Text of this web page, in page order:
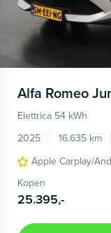
Alfa Romeo
Elettrica 54 kWh
2025
16.635 km
Apple Carplay/
Kopen
25.395,-